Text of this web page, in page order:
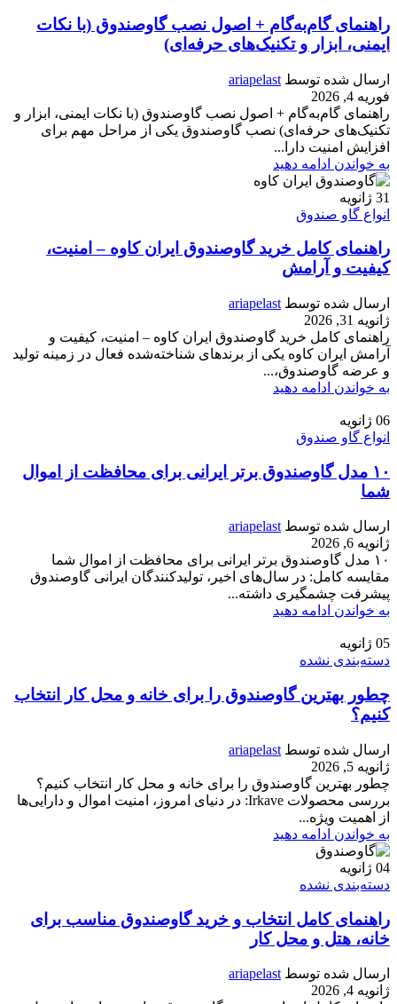
راهنمای گام‌به‌گام + اصول نصب گاوصندوق (با نکات
ایمنی، ابزار و تکنیک‌های حرفه‌ای)
ارسال شده توسط ariapelast
فوریه 4, 2026
راهنمای گام‌به‌گام + اصول نصب گاوصندوق (با نکات ایمنی، ابزار و
تکنیک‌های حرفه‌ای) نصب گاوصندوق یکی از مراحل مهم برای
افزایش امنیت دارا...
به خواندن ادامه دهید
31 ژانویه
انواع گاو صندوق
راهنمای کامل خرید گاوصندوق ایران کاوه – امنیت،
کیفیت و آرامش
ارسال شده توسط ariapelast
ژانویه 31, 2026
راهنمای کامل خرید گاوصندوق ایران کاوه – امنیت، کیفیت و
آرامش ایران کاوه یکی از برندهای شناخته‌شده فعال در زمینه تولید
و عرضه گاوصندوق،...
به خواندن ادامه دهید
06 ژانویه
انواع گاو صندوق
۱۰ مدل گاوصندوق برتر ایرانی برای محافظت از اموال
شما
ارسال شده توسط ariapelast
ژانویه 6, 2026
۱۰ مدل گاوصندوق برتر ایرانی برای محافظت از اموال شما
مقایسه کامل: در سال‌های اخیر، تولیدکنندگان ایرانی گاوصندوق
پیشرفت چشمگیری داشته‌...
به خواندن ادامه دهید
05 ژانویه
دسته‌بندی نشده
چطور بهترین گاوصندوق را برای خانه و محل کار انتخاب
کنیم؟
ارسال شده توسط ariapelast
ژانویه 5, 2026
چطور بهترین گاوصندوق را برای خانه و محل کار انتخاب کنیم؟
بررسی محصولات Irkave: در دنیای امروز، امنیت اموال و دارایی‌ها
از اهمیت ویژه‌...
به خواندن ادامه دهید
04 ژانویه
دسته‌بندی نشده
راهنمای کامل انتخاب و خرید گاوصندوق مناسب برای
خانه، هتل و محل کار
ارسال شده توسط ariapelast
ژانویه 4, 2026